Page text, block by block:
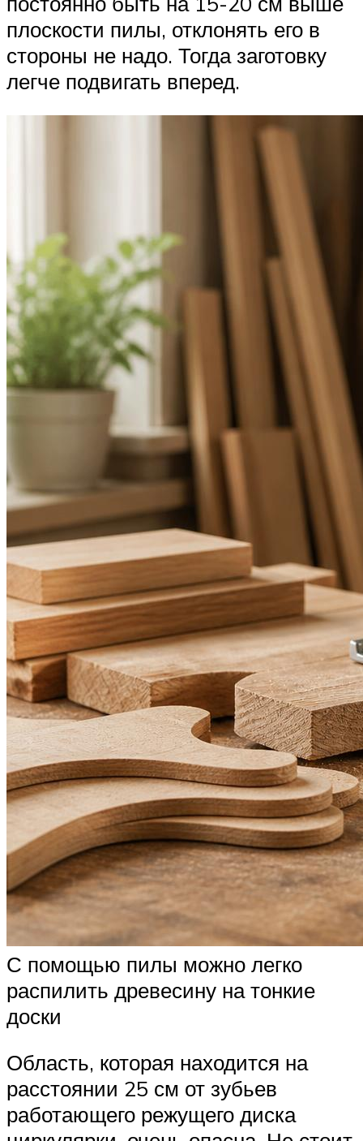
плоскости пилы, отклонять его в
стороны не надо. Тогда заготовку
легче подвигать вперед.
С помощью пилы можно легко
распилить древесину на тонкие
доски
Область, которая находится на
расстоянии 25 см от зубьев
работающего режущего диска